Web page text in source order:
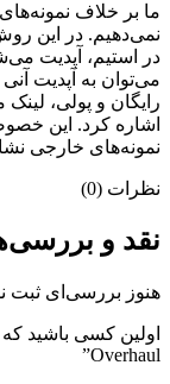
ما بر خلاف
نمی‌دهیم. در این
در استیم، آپدیت
می‌‌توان به آپدیت
رایگان و پولی،
اشاره کرد. این
نمونه‌های خارجی
نظرات (0)
نقد و
هنوز بررسی‌ای ثبت
Overhaul”